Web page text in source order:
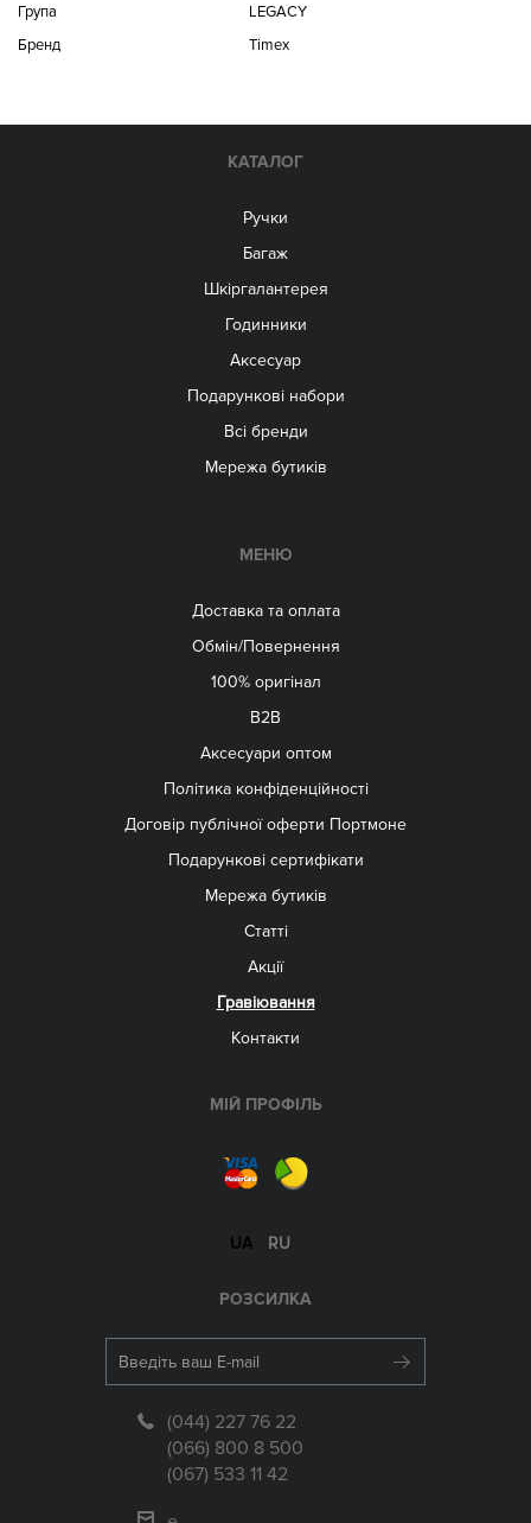
Група
LEGACY
Бренд
Timex
КАТАЛОГ
Ручки
Багаж
Шкіргалантерея
Годинники
Аксесуар
Подарункові набори
Всі бренди
Мережа бутиків
МЕНЮ
Доставка та оплата
Обмін/Повернення
100% оригінал
B2B
Aксесуари оптом
Політика конфіденційності
Договір публічної оферти Портмоне
Подарункові сертифікати
Мережа бутиків
Статті
Акції
Гравіювання
Контакти
МІЙ ПРОФІЛЬ
UA RU
РОЗСИЛКА
(044) 227 76 22
(066) 800 8 500
(067) 533 11 42